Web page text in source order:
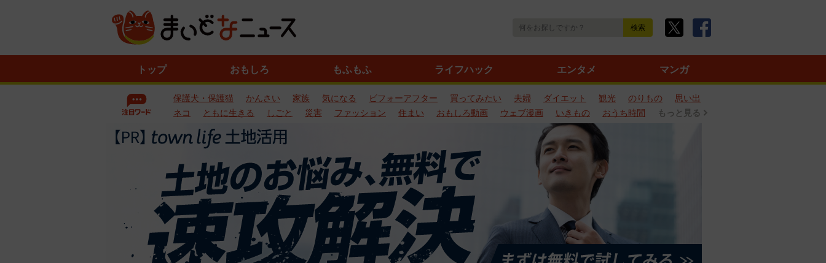
トップ おもしろ もふもふ ライフハック エンタメ マンガ
保護犬・保護猫 かんさい 家族 気になる ビフォーアフター 買ってみたい 夫婦 ダイエット 観光 のりもの
思い出
ネコ
ともに生きる しごと 災害 ファッション 住まい おもしろ動画 ウェブ漫画 いきもの おうち時間 もっと見る